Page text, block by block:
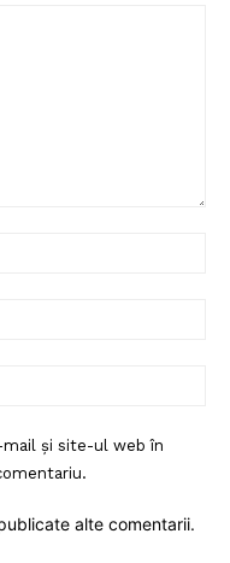
și site-ul web în
alte comentarii.